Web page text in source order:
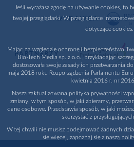
WYDAWCA
PARTNERZY
Jeśli wyrażasz zgodę na używanie cookies, to
twojej przeglądarki. W przeglądarce
dotyczące cookies.
Mając na względzie ochronę i bezpieczeństwo
Bio-Tech Media sp. z o.o., przykładając
dostosowała swoje zasady ich przetwarzania
maja 2018 roku Rozporządzenia Parlamentu
kwietnia 2016 r. nr
Nasza zaktualizowana polityka prywatności
zmiany, w tym sposób, w jaki zbieramy,
dane osobowe. Przedstawia sposób, w jaki
skorzystać z
W tej chwili nie musisz podejmować żadnych
się więcej, zapoznaj się z naszą